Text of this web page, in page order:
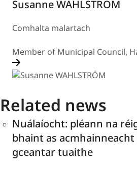
Susanne WAHLSTRÖM
Comhalta malartach
Member of Municipal Council,
Related news
Nuálaíocht: pléann na
bhaint as
gceantar tuaithe